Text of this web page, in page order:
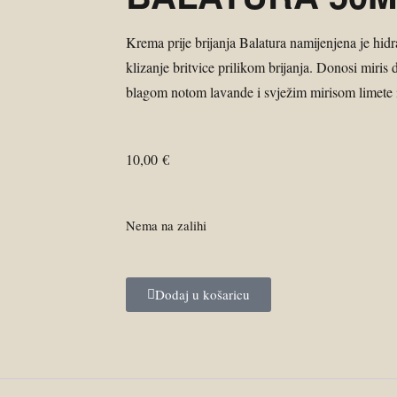
Krema prije brijanja Balatura namijenjena je
klizanje britvice prilikom brijanja. Donosi miris
blagom notom lavande i svježim mirisom limete
10,00 €
Nema na zalihi
Dodaj u košaricu